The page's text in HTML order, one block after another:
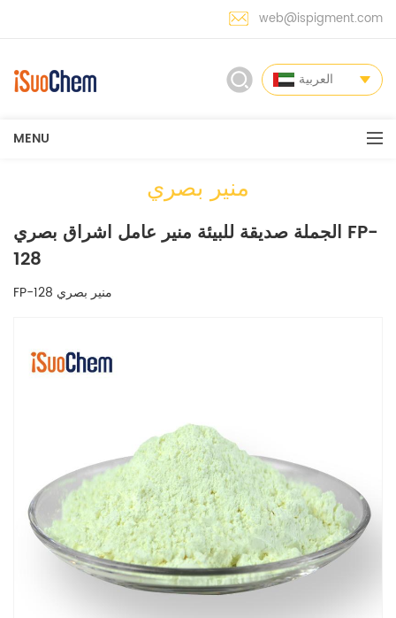
web@ispigment.com
العربية
MENU
منير بصري
الجملة صديقة للبيئة منير عامل اشراق بصري FP-
128
FP-128 منير بصري